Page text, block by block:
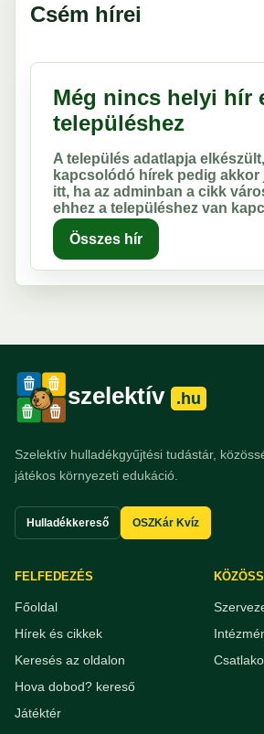
Csém hírei
Még nincs helyi hír
településhez
A település adatlapja
kapcsolódó hírek pedig akkor
itt, ha az adminban a cikk
ehhez a településhez van
Összes hír
szelektív .hu
Szelektív hulladékgyűjtési tudástár,
játékos környezeti edukáció.
Hulladékkereső OSZKár Kvíz
FELFEDEZÉS
Főoldal
Hírek és cikkek
Keresés az oldalon
Hova dobod? kereső
Játéktér